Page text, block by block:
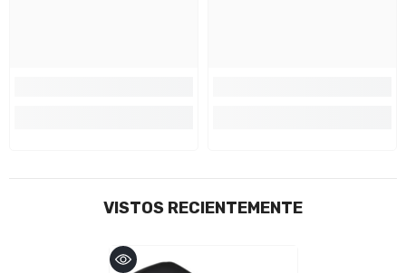
VISTOS RECIENTEMENTE